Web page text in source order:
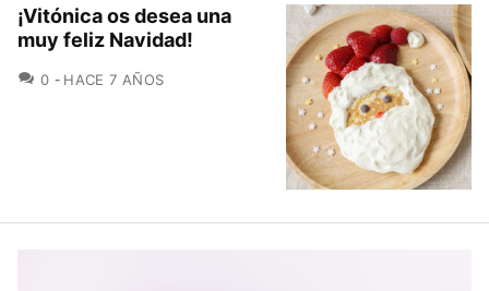
¡Vitónica os desea una
muy feliz Navidad!
0 COMENTARIOS
HACE 7 AÑOS